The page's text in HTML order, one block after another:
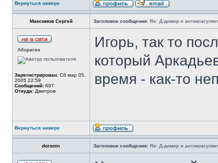
Вернуться наверх
Максимов Сергей Заголовок сообщения: Re: Д-димер и
Абориген
Зарегистрирован: Сб мар 05,
2005 22:59
Сообщений: 697
Откуда: Дмитров
Игорь, так то
который
время - как-то
Вернуться наверх
doronin Заголовок сообщения: Re: Д-димер и